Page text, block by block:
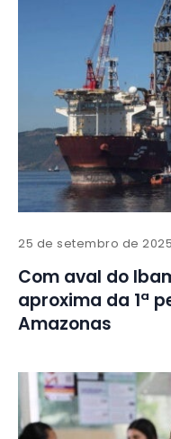
25 de setembro de 2025
Com aval do
aproxima da 1ª
Amazonas